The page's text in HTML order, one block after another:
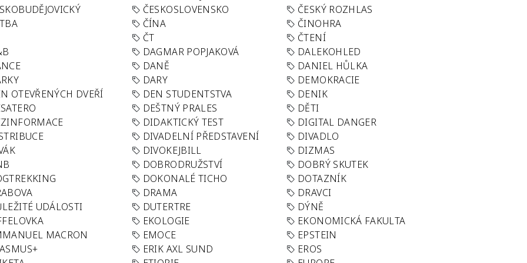
ČESKOSLOVENSKO
ČESKÝ ROZHLAS
ČÍNA
ČINOHRA
ČT
ČTENÍ
DAGMAR POPJAKOVÁ
DALEKOHLED
DANĚ
DANIEL HŮLKA
DARY
DEMOKRACIE
OTEVŘENÝCH DVEŘÍ
DEN STUDENTSTVA
DENIK
DEŠTNÝ PRALES
DĚTI
DIDAKTICKÝ TEST
DIGITAL DANGER
DIVADELNÍ PŘEDSTAVENÍ
DIVADLO
DIVOKEJBILL
DIZMAS
DOBRODRUŽSTVÍ
DOBRÝ SKUTEK
DOKONALÉ TICHO
DOTAZNÍK
DRAMA
DRAVCI
UDÁLOSTI
DUTERTRE
DÝNĚ
EKOLOGIE
EKONOMICKÁ FAKULTA
MACRON
EMOCE
EPSTEIN
ERIK AXL SUND
EROS